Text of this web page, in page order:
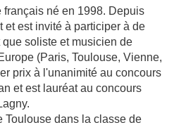
français né en 1998. Depuis
et est invité à participer à de
soliste et musicien de
(Paris, Toulouse, Vienne,
prix à l'unanimité au concours
et est lauréat au concours
Toulouse dans la classe de